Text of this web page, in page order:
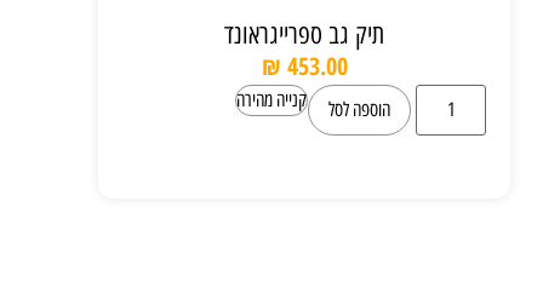
תיק גב ספרייגראונד
₪ 453.00
הוספה לסל קנייה מהירה